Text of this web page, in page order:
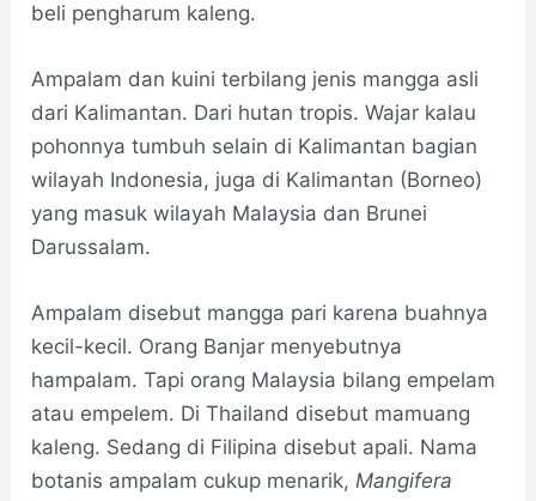
beli pengharum kaleng.
Ampalam dan kuini terbilang jenis mangga asli
dari Kalimantan. Dari hutan tropis. Wajar kalau
pohonnya tumbuh selain di Kalimantan bagian
wilayah Indonesia, juga di Kalimantan (Borneo)
yang masuk wilayah Malaysia dan Brunei
Darussalam.
Ampalam disebut mangga pari karena buahnya
kecil-kecil. Orang Banjar menyebutnya
hampalam. Tapi orang Malaysia bilang empelam
atau empelem. Di Thailand disebut mamuang
kaleng. Sedang di Filipina disebut apali. Nama
botanis ampalam cukup menarik,Mangifera